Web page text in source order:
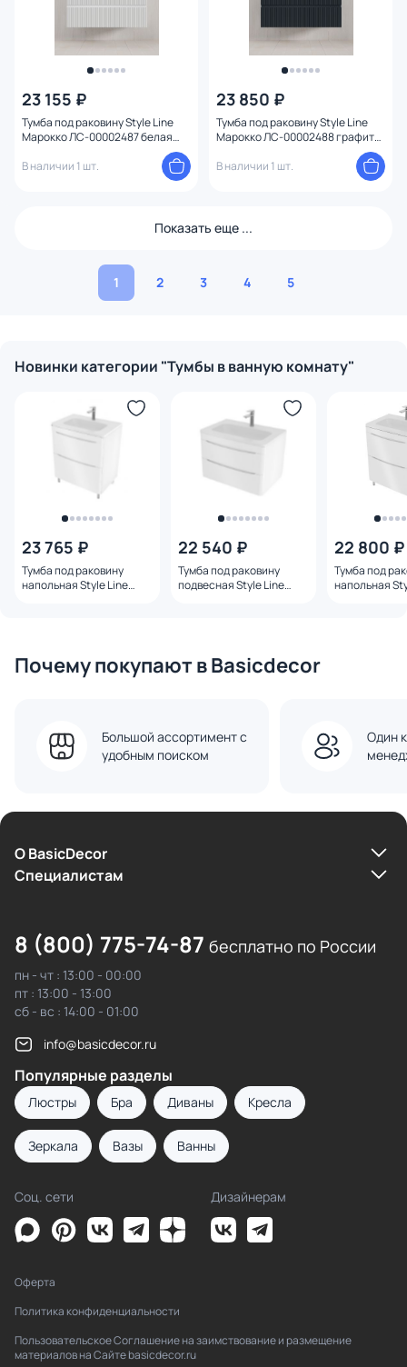
23 155 ₽
Тумба под раковину Style Line
Марокко ЛС-00002487 белая
В наличии 1 шт.
23 850 ₽
Тумба под раковину Style Line
Марокко ЛС-00002488 графит
В наличии 1 шт.
Показать еще ...
1 2 3 4 5
Новинки категории "Тумбы в ванную комнату"
23 765 ₽
Тумба под раковину
напольная Style Line
22 540 ₽
Тумба под раковину
подвесная Style Line
22 800 ₽
Тумба под
напольная
Почему покупают в Basicdecor
Большой ассортимент с
удобным поиском
Один
О BasicDecor
Cпециалистам
8 (800) 775-74-87 бесплатно по России
пн - чт : 13:00 - 00:00
пт : 13:00 - 13:00
сб - вс : 14:00 - 01:00
info@basicdecor.ru
Популярные разделы
Люстры Бра Диваны Кресла
Зеркала Вазы Ванны
Соц. сети Дизайнерам
Оферта
Политика конфиденциальности
Пользовательское Соглашение на заимствование и размещение
материалов на Сайте basicdecor.ru